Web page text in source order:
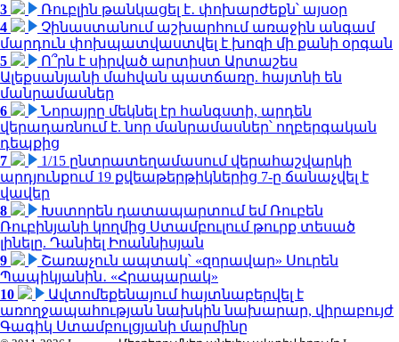
3
Ռուբլին թանկացել է․ փոխարժեքն՝ այսօր
4
Չինաստանում աշխարհում առաջին անգամ
մարդուն փոխպատվաստվել է խոզի մի քանի օրգան
5
Ո՞րն է սիրված արտիստ Արտաշես
Ալեքսանյանի մահվան պատճառը. հայտնի են
մանրամասներ
6
Նորայրը մեկնել էր հանգստի, արդեն
վերադառնում է. նոր մանրամասներ՝ ողբերգական
դեպքից
7
1/15 ընտրատեղամասում վերահաշվարկի
արդյունքում 19 քվեաթերթիկներից 7-ը ճանաչվել է
վավեր
8
Խստորեն դատապարտում եմ Ռուբեն
Ռուբինյանի կողմից Ստամբուլում թուրք տեսած
լինելը. Դանիել Իոաննիսյան
9
Շառաչուն ապտակ՝ «զորավար» Սուրեն
Պապիկյանին․ «Հրապարակ»
10
Ավտոմեքենայում հայտնաբերվել է
առողջապահության նախկին նախարար, վիրաբույժ
Գագիկ Ստամբուլցյանի մարմինը